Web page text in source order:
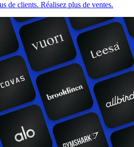
de clients. Réalisez plus de ventes.